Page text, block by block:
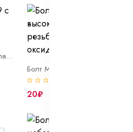
Болт М10*20 10.9 с фланцем DIN 6921 оцинк (с насеч.)
20₽